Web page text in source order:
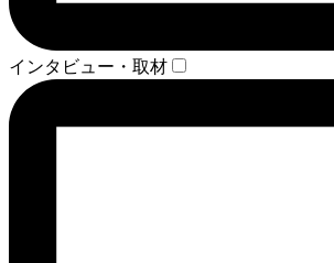
インタビュー・取材